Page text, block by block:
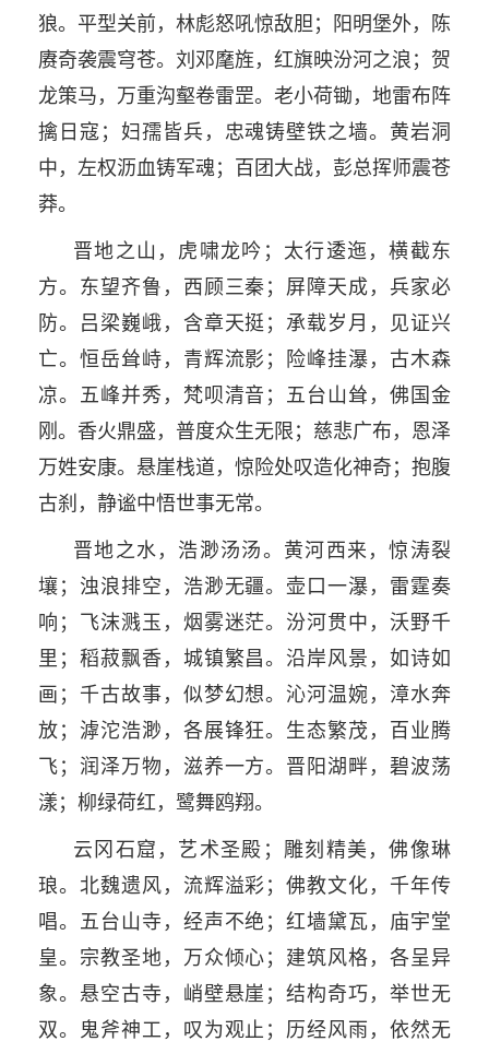
狼。平型关前，林彪怒吼惊敌胆；阳明堡外，陈
赓奇袭震穹苍。刘邓麾旌，红旗映汾河之浪；贺
龙策马，万重沟壑卷雷罡。老小荷锄，地雷布阵
擒日寇；妇孺皆兵，忠魂铸壁铁之墙。黄岩洞
中，左权沥血铸军魂；百团大战，彭总挥师震苍
莽。
晋地之山，虎啸龙吟；太行逶迤，横截东
方。东望齐鲁，西顾三秦；屏障天成，兵家必
防。吕梁巍峨，含章天挺；承载岁月，见证兴
亡。恒岳耸峙，青辉流影；险峰挂瀑，古木森
凉。五峰并秀，梵呗清音；五台山耸，佛国金
刚。香火鼎盛，普度众生无限；慈悲广布，恩泽
万姓安康。悬崖栈道，惊险处叹造化神奇；抱腹
古刹，静谧中悟世事无常。
晋地之水，浩渺汤汤。黄河西来，惊涛裂
壤；浊浪排空，浩渺无疆。壶口一瀑，雷霆奏
响；飞沫溅玉，烟雾迷茫。汾河贯中，沃野千
里；稻菽飘香，城镇繁昌。沿岸风景，如诗如
画；千古故事，似梦幻想。沁河温婉，漳水奔
放；滹沱浩渺，各展锋狂。生态繁茂，百业腾
飞；润泽万物，滋养一方。晋阳湖畔，碧波荡
漾；柳绿荷红，鹭舞鸥翔。
云冈石窟，艺术圣殿；雕刻精美，佛像琳
琅。北魏遗风，流辉溢彩；佛教文化，千年传
唱。五台山寺，经声不绝；红墙黛瓦，庙宇堂
皇。宗教圣地，万众倾心；建筑风格，各呈异
象。悬空古寺，峭壁悬崖；结构奇巧，举世无
双。鬼斧神工，叹为观止；历经风雨，依然无